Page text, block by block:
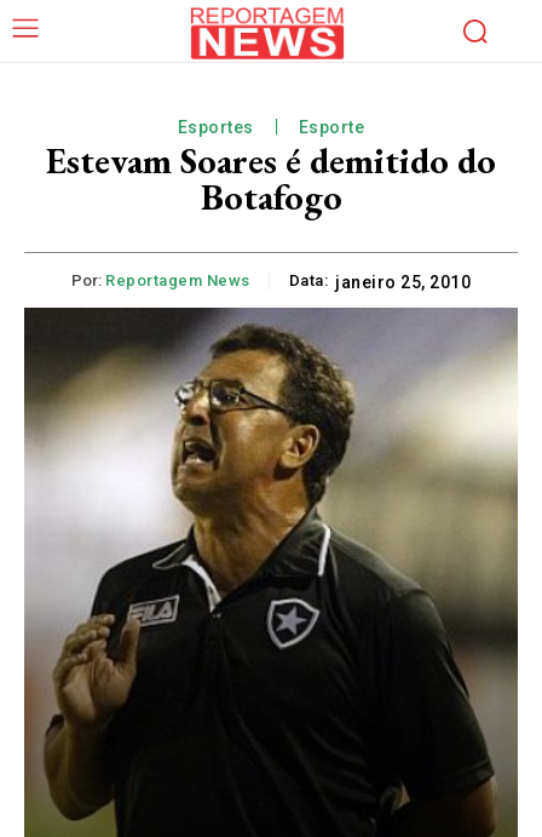
Esportes Esporte
Estevam Soares é demitido do
Botafogo
Por: Reportagem News Data: janeiro 25, 2010